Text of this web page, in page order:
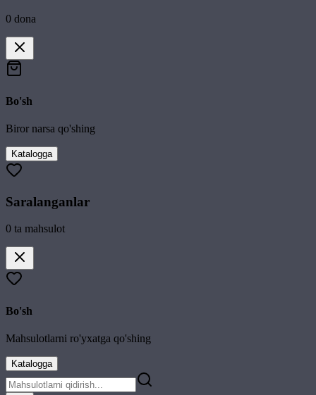
0 dona
Bo'sh
Biror narsa qo'shing
Katalogga
Saralanganlar
0 ta mahsulot
Bo'sh
Mahsulotlarni ro'yxatga qo'shing
Katalogga